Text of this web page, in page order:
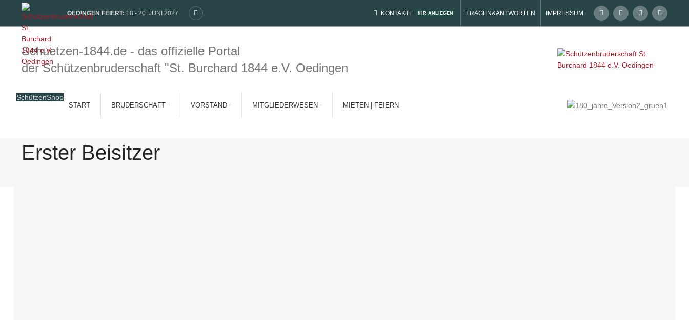
OEDINGEN FEIERT: 18.- 20. JUNI 2027 KONTAKTE IHR ANLIEGEN FRAGEN&ANTWORTEN IMPRESSUM
Schuetzen-1844.de - das offizielle Portal
der Schützenbruderschaft "St. Burchard 1844 e.V. Oedingen
SchützenShop
START BRUDERSCHAFT VORSTAND MITGLIEDERWESEN MIETEN | FEIERN
Erster Beisitzer